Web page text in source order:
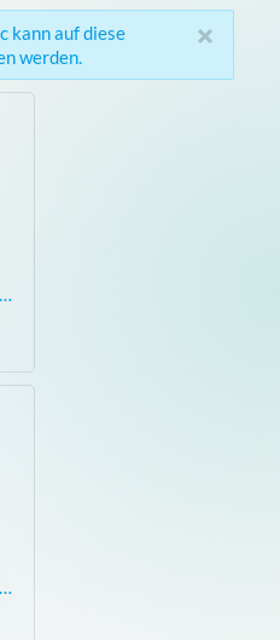
×
kann auf diese
werden.
Poster_Summerschool_2015_small.jpg
Poster_Summerschool_2015_small.pdf